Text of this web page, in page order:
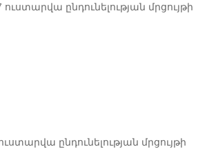
ուստարվա ընդունելության մրցույթի
ընդունելության մրցույթի